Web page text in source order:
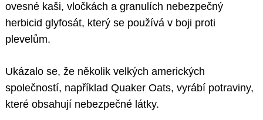
ovesné kaši, vločkách a granulích nebezpečný
herbicid glyfosát, který se používá v boji proti
plevelům.
Ukázalo se, že několik velkých amerických
společností, například Quaker Oats, vyrábí potraviny,
které obsahují nebezpečné látky.